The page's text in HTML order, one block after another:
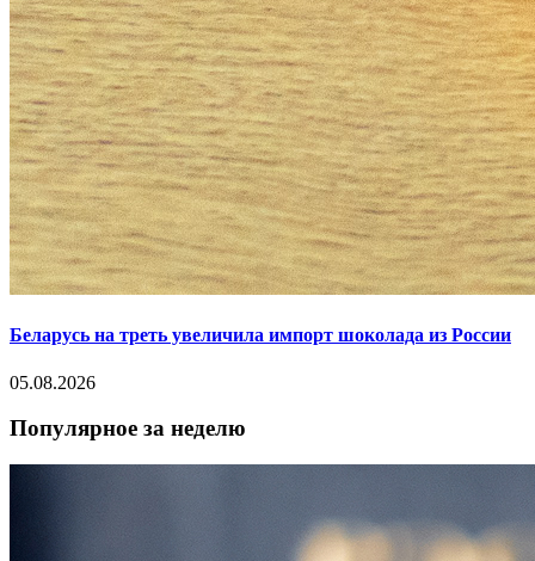
Беларусь на треть увеличила импорт шоколада из России
05.08.2026
Популярное за неделю